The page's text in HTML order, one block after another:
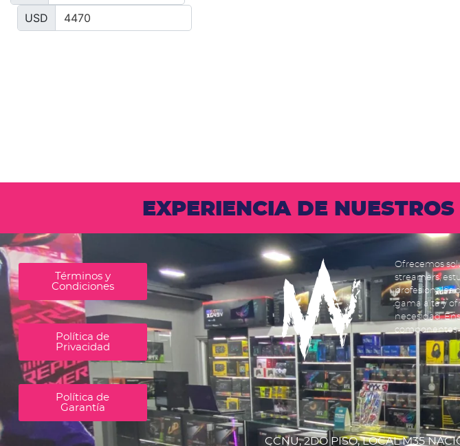
USD
EXPERIENCIA DE
Términos y
Condiciones
Política de
Privacidad
Política de
Garantía
Ofrecemos
streamers,
profesionales
gama alta y
necesidad.
componentes
CCNU, 2DO PISO, LOCAL M35